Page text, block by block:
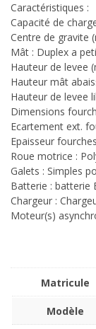
Caractéristiques :
Capacité de
Centre de gravite
Mât : Duplex a
Hauteur de levee
Hauteur mât
Hauteur de levee
Dimensions
Ecartement ext.
Epaisseur
Roue motrice :
Galets : Simples
Batterie : batterie
Chargeur :
Moteur(s)
Matricule
Modèle